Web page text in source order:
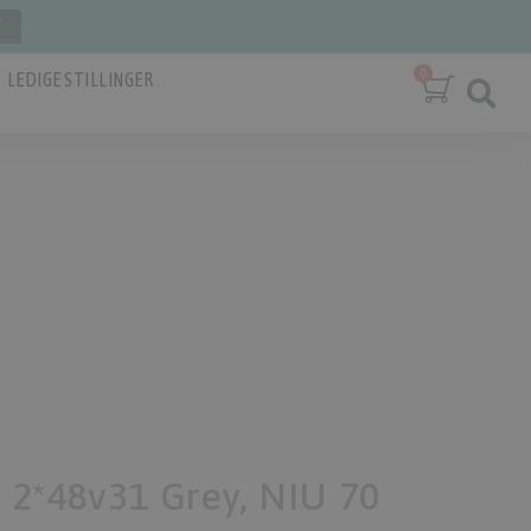
LEDIGE STILLINGER